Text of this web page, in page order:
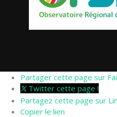
Partager cette page sur
Twitter cette page !
Partagez cette page sur
Copier le lien